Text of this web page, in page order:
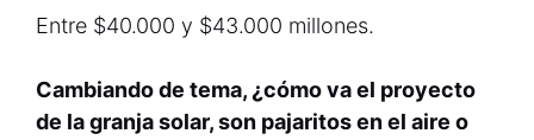
Entre $40.000 y $43.000 millones.
Cambiando de tema, ¿cómo va el proyecto
de la granja solar, son pajaritos en el aire o